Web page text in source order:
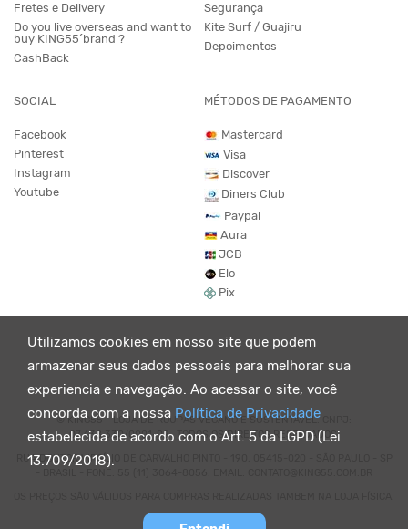
Utilizamos cookies em nosso site que podem
armazenar seus dados pessoais para melhorar sua
experiencia e navegação. Ao acessar o site, você
concorda com a nossa Política de Privacidade
estabelecida de acordo com o Art. 5 da LGPD (Lei
13.709/2018).
Fretes e Delivery
Do you live overseas and want to
buy KING55´brand ?
CashBack
Segurança
Kite Surf / Guajiru
Depoimentos
SOCIAL
Facebook
Pinterest
Instagram
Youtube
MÉTODOS DE PAGAMENTO
Mastercard
Visa
Discover
Diners Club
Paypal
Aura
JCB
Elo
Pix
© KING55 - LOJA DE ROUPAS VEGANO E SUSTENTÁVEL. CNPJ:
07.438.330/0001-02 . TODOS OS DIREITOS RESERVADOS.
RUA DOUTOR VIRGÍLIO DE CARVALHO PINTO - 190, 05415-020 - SÃO PAULO - SP